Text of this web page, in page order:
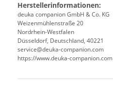
Herstellerinformationen:
deuka companion GmbH & Co. KG
Weizenmühlenstraße 20
Nordrhein-Westfalen
Düsseldorf, Deutschland, 40221
service@deuka-companion.com
https://www.deuka-companion.com